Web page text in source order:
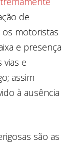
de
os motoristas
e presença
e
assim
à ausência
são as